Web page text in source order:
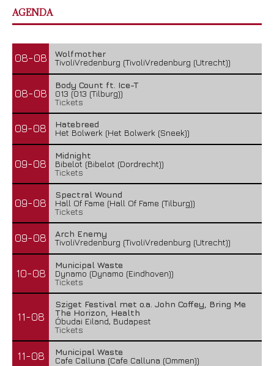
AGENDA
08-08
Wolfmother
TivoliVredenburg (TivoliVredenburg (Utrecht))
08-08
Body Count ft. Ice-T
013 (013 (Tilburg))
Tickets
09-08
Hatebreed
Het Bolwerk (Het Bolwerk (Sneek))
09-08
Midnight
Bibelot (Bibelot (Dordrecht))
Tickets
09-08
Spectral Wound
Hall Of Fame (Hall Of Fame (Tilburg))
Tickets
09-08
Arch Enemy
TivoliVredenburg (TivoliVredenburg (Utrecht))
10-08
Municipal Waste
Dynamo (Dynamo (Eindhoven))
Tickets
11-08
Sziget Festival met o.a. John Coffey, Bring Me
The Horizon, Health
Óbudai Eiland, Budapest
Tickets
11-08
Municipal Waste
Cafe Calluna (Cafe Calluna (Ommen))